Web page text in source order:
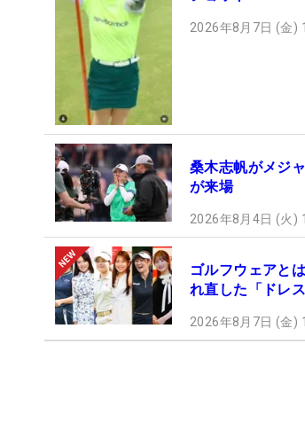
2026年8月7日 (金)
桑木志帆がメジ
が来場
2026年8月4日 (火)
ゴルフウェアと
れ直した「ドレ
2026年8月7日 (金)